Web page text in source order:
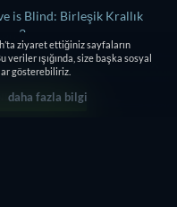
is Blind: Birleşik Krallık
3
Shards Sezon 1
Sezon 7
ziyaret ettiğiniz sayfaların
ışığında, size başka sosyal
gösterebiliriz.
daha fazla bilgi